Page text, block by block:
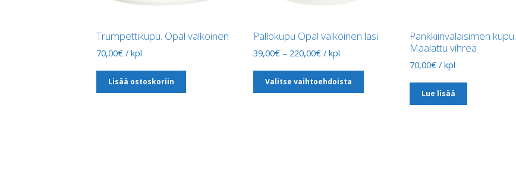
Trumpettikupu. Opal valkoinen
70,00€ / kpl
Lisää ostoskoriin
Pallokupu Opal valkoinen lasi
39,00€ – 220,00€Hintaluokka:
-
/ kpl
Valitse vaihtoehdoista
Tällä
Pankkiirivalaisimen kupu.
Maalattu vihreä
70,00€ / kpl
Lue lisää